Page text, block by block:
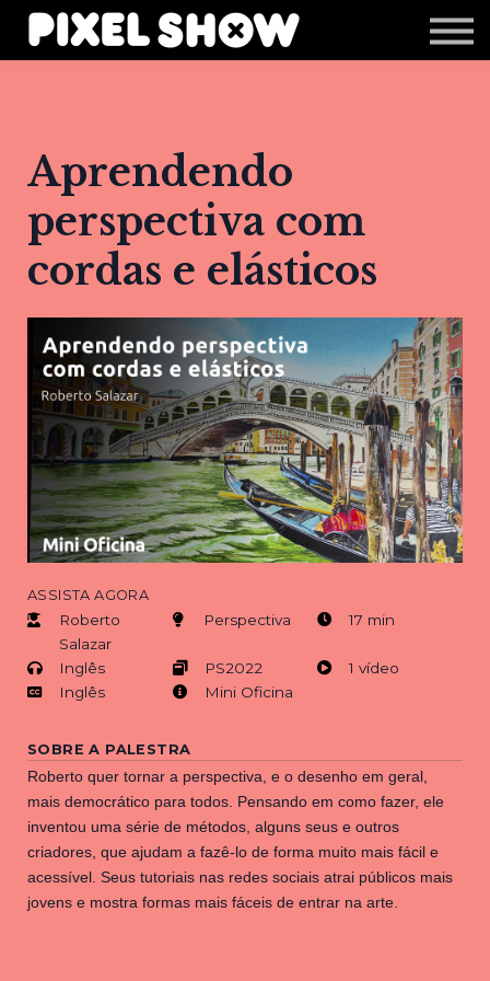
Shop
Revista Zupi
Aprendendo
perspectiva com
cordas e elásticos
ASSISTA AGORA
Roberto
Salazar
Perspectiva 17 min
Inglês PS2022
1 vídeo
Inglês
Mini Oficina
SOBRE A PALESTRA
Roberto quer tornar a perspectiva, e o desenho em geral,
mais democrático para todos. Pensando em como fazer, ele
inventou uma série de métodos, alguns seus e outros
criadores, que ajudam a fazê-lo de forma muito mais fácil e
acessível. Seus tutoriais nas redes sociais atrai públicos mais
jovens e mostra formas mais fáceis de entrar na arte.